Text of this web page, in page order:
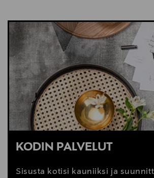
KATSO SISUSTUSVINKIT
KODIN PALVELUT
Sisusta kotisi kauniiksi ja